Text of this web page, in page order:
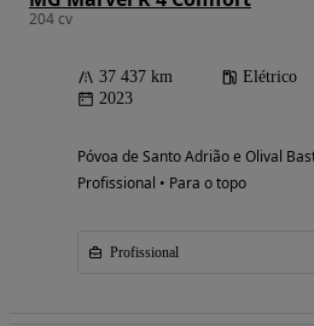
204 cv
37 437 km Elétrico
2023
Póvoa de Santo Adrião e Olival
Profissional • Para o topo
Profissional